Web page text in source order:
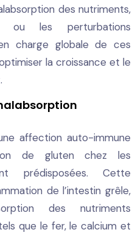
des nutriments,
ou les perturbations
charge globale de ces
la croissance et le
affection auto-immune
de gluten chez les
prédisposées. Cette
de l’intestin grêle,
des nutriments
que le fer, le calcium et